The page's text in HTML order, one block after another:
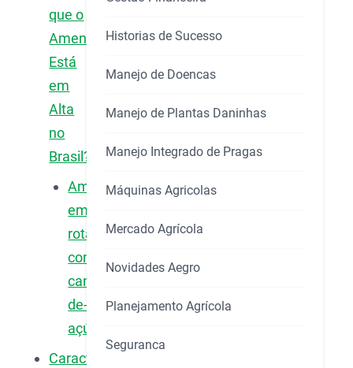
que o
Amendoim
Está
em
Alta
no
Brasil?
Amendoim
em
rotação
com
cana-
de-
açúcar
Características
Historias de Sucesso
Manejo de Doencas
Manejo de Plantas Daninhas
Manejo Integrado de Pragas
Máquinas Agricolas
Mercado Agrícola
Novidades Aegro
Planejamento Agrícola
Seguranca